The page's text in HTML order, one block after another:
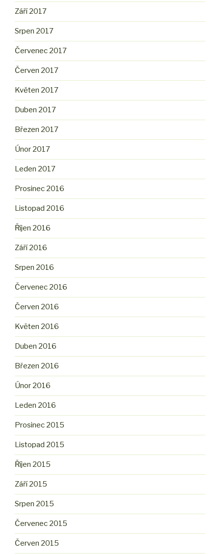
Září 2017
Srpen 2017
Červenec 2017
Červen 2017
Květen 2017
Duben 2017
Březen 2017
Únor 2017
Leden 2017
Prosinec 2016
Listopad 2016
Říjen 2016
Září 2016
Srpen 2016
Červenec 2016
Červen 2016
Květen 2016
Duben 2016
Březen 2016
Únor 2016
Leden 2016
Prosinec 2015
Listopad 2015
Říjen 2015
Září 2015
Srpen 2015
Červenec 2015
Červen 2015